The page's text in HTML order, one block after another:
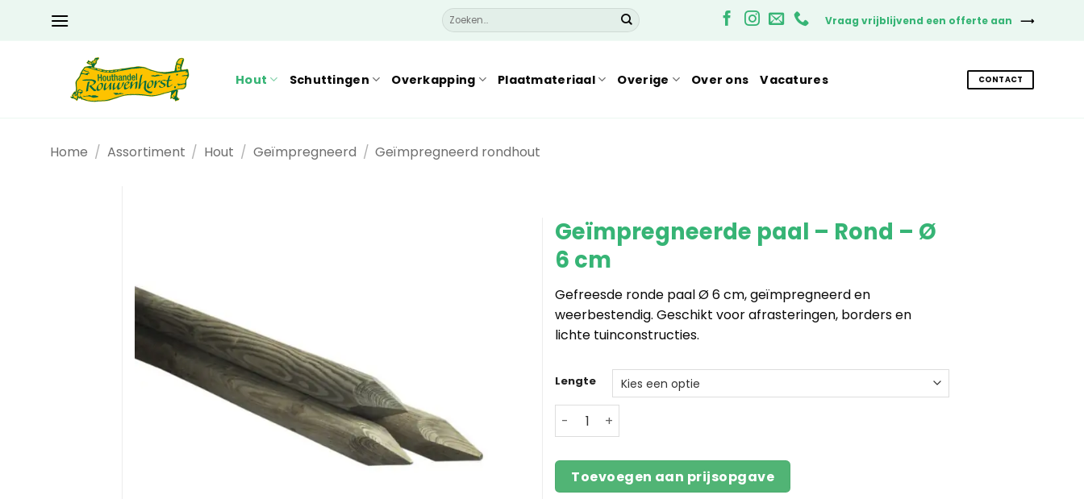
Zoeken
naar:
Vraag vrijblijvend een offerte aan
Hout Schuttingen Overkapping Plaatmateriaal Overige Over ons Vacatures CONTACT
Home / Assortiment / Hout / Geïmpregneerd / Geïmpregneerd rondhout
Geïmpregneerde paal – Rond – Ø
6 cm
Gefreesde ronde paal Ø 6 cm, geïmpregneerd en
weerbestendig. Geschikt voor afrasteringen, borders en
lichte tuinconstructies.
Lengte
Geïmpregneerde paal - Rond - Ø 6 cm aantal
Toevoegen aan prijsopgave